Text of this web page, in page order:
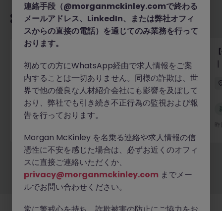
あなたにおすすめの求人
キング・マーケット・証券サービス法務
東京 正社員 業界水準による
新着
もっと見る
採用企業様新着求人最新トピックス当社について 法務 クッキーの設定
連絡手段（@morganmckinley.comで終わる
メールアドレス、LinkedIn、または弊社オフィ
スからの直接の電話）を通じてのみ業務を行って
おります。
初めての方にWhatsApp経由で求人情報をご案
内することは一切ありません。同様の詐欺は、世
界で他の優良な人材紹介会社にも影響を及ぼして
おり、弊社でも引き続き不正行為の監視および報
告を行っております。
Morgan McKinley を名乗る連絡や求人情報の信
憑性に不安を感じた場合は、必ずお近くのオフィ
スに直接ご連絡いただくか、
privacy@morganmckinley.com までメー
ルでお問い合わせください。